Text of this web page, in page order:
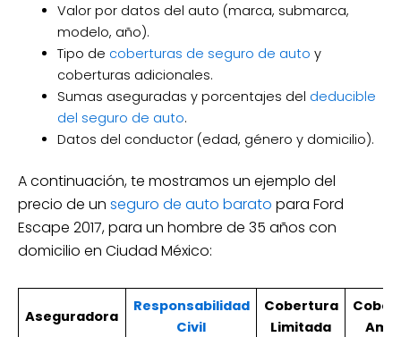
Valor por datos del auto (marca, submarca,
modelo, año).
Tipo de coberturas de seguro de auto y
coberturas adicionales.
Sumas aseguradas y porcentajes del deducible
del seguro de auto.
Datos del conductor (edad, género y domicilio).
A continuación, te mostramos un ejemplo del
precio de un seguro de auto barato para Ford
Escape 2017, para un hombre de 35 años con
domicilio en Ciudad México:
Aseguradora
Responsabilidad
Civil
Cobertura
Limitada